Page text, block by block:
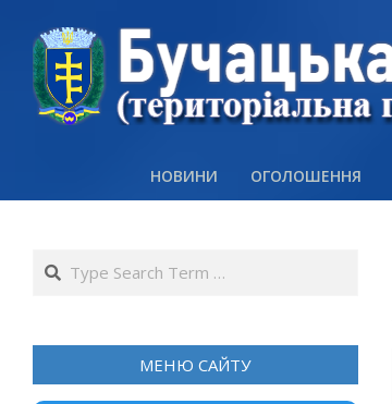
content
НОВИНИ ОГОЛОШЕННЯ
Search
МЕНЮ САЙТУ